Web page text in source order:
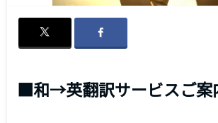
■和→英翻訳サービスご案